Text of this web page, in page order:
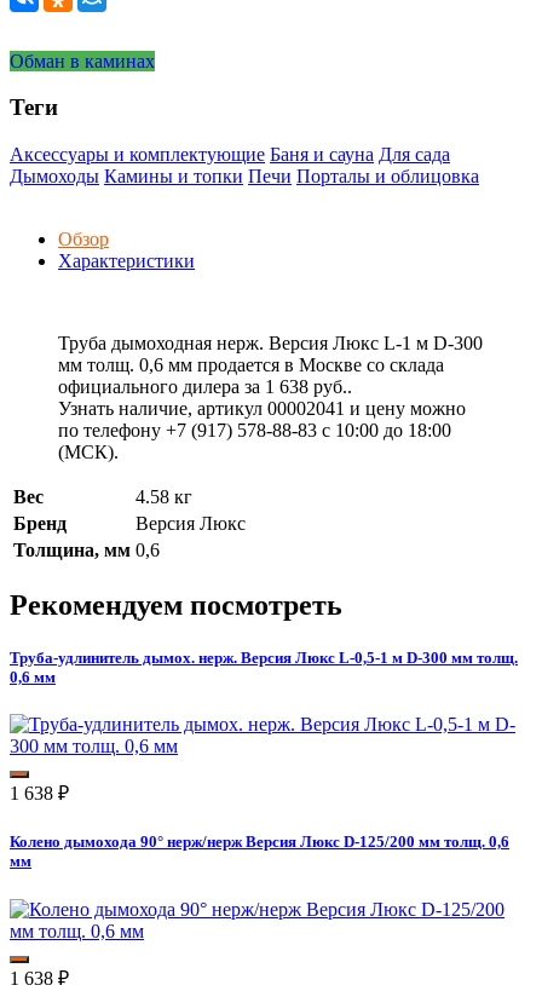
Обман в каминах
Теги
Аксессуары и комплектующие Баня и сауна Для сада
Дымоходы Камины и топки Печи Порталы и облицовка
Обзор
Характеристики
Труба дымоходная нерж. Версия Люкс L-1 м D-300
мм толщ. 0,6 мм продается в Москве со склада
официального дилера за 1 638 руб..
Узнать наличие, артикул 00002041 и цену можно
по телефону +7 (917) 578-88-83 с 10:00 до 18:00
(МСК).
Вес
4.58 кг
Бренд
Версия Люкс
Толщина, мм 0,6
Рекомендуем посмотреть
Труба-удлинитель дымох. нерж. Версия Люкс L-0,5-1 м D-300 мм толщ.
0,6 мм
1 638 ₽
Колено дымохода 90° нерж/нерж Версия Люкс D-125/200 мм толщ. 0,6
мм
1 638 ₽